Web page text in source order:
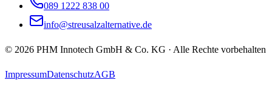
089 1222 838 00
info@streusalzalternative.de
© 2026 PHM Innotech GmbH & Co. KG · Alle Rechte vorbehalten
ImpressumDatenschutzAGB